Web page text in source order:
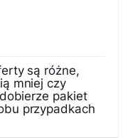
są różne,
mniej czy
pakiet
przypadkach